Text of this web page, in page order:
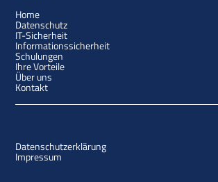
Home
Datenschutz
IT-Sicherheit
Informationssicherheit
Schulungen
Ihre Vorteile
Über uns
Kontakt
Datenschutzerklärung
Impressum